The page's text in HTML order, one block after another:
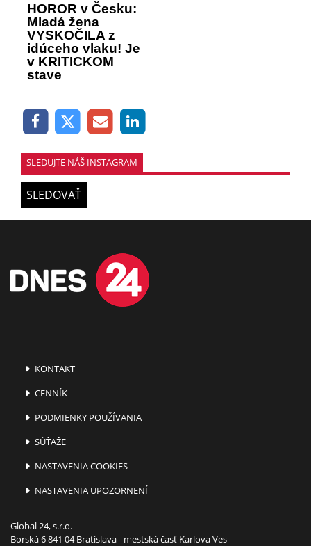
HOROR v Česku:
Mladá žena
VYSKOČILA z
idúceho vlaku! Je
v KRITICKOM
stave
SLEDUJTE NÁŠ INSTAGRAM
SLEDOVAŤ
KONTAKT
CENNÍK
PODMIENKY POUŽÍVANIA
SÚŤAŽE
NASTAVENIA COOKIES
NASTAVENIA UPOZORNENÍ
Global 24, s.r.o.
Borská 6 841 04 Bratislava - mestská časť Karlova Ves